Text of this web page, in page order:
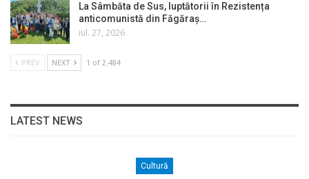
La Sâmbăta de Sus, luptătorii în Rezistența
anticomunistă din Făgăraș…
iul. 27, 2026
PREV NEXT 1 of 2.484
LATEST NEWS
Cultură